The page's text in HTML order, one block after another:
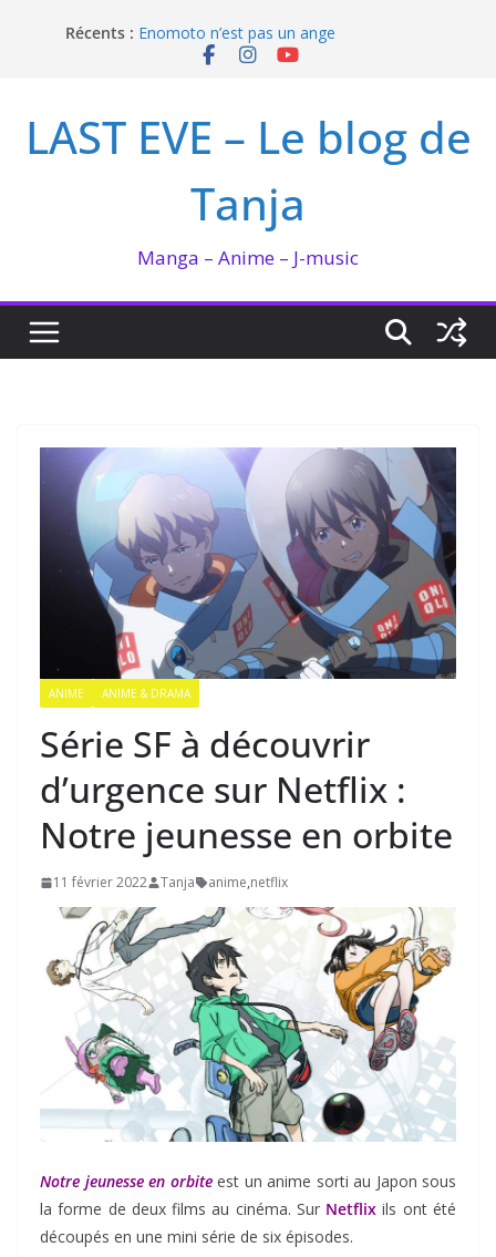
Récents : Enomoto n’est pas un ange
QUEEN BEE enflamme le Bataclan
I’m not in love de Zeniko Sumiya
LAST EVE – Le blog de
Tanja
Manga – Anime – J-music
ANIME ANIME & DRAMA
Série SF à découvrir
d’urgence sur Netflix :
Notre jeunesse en orbite
11 février 2022 Tanja anime,netflix
Notre jeunesse en orbiteest un anime sorti au Japon sous
la forme de deux films au cinéma. Sur Netflix ils ont été
découpés en une mini série de six épisodes.